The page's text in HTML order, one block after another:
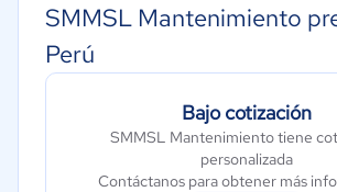
SMMSL Mantenimiento
Perú
Bajo cotización
SMMSL Mantenimiento tiene
personalizada
Contáctanos para obtener más